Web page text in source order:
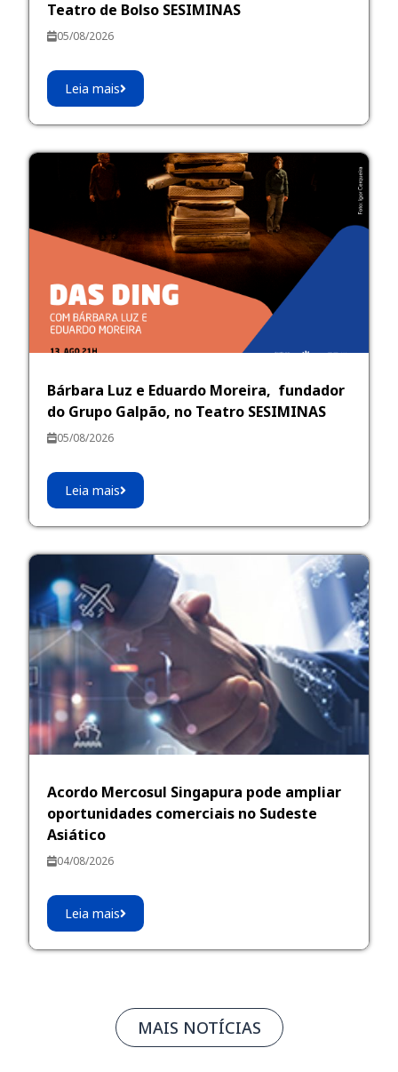
Teatro de Bolso SESIMINAS
05/08/2026
Leia mais
Bárbara Luz e Eduardo Moreira, fundador
do Grupo Galpão, no Teatro SESIMINAS
05/08/2026
Leia mais
Acordo Mercosul Singapura pode ampliar
oportunidades comerciais no Sudeste
Asiático
04/08/2026
Leia mais
MAIS NOTÍCIAS